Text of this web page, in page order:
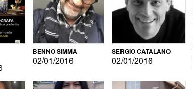
BENNO SIMMA
02/01/2016
SERGIO CATALANO
02/01/2016